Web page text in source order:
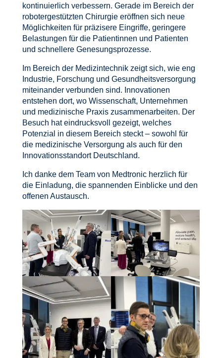
kontinuierlich verbessern. Gerade im Bereich der
robotergestützten Chirurgie eröffnen sich neue
Möglichkeiten für präzisere Eingriffe, geringere
Belastungen für die Patientinnen und Patienten
und schnellere Genesungsprozesse.
Im Bereich der Medizintechnik zeigt sich, wie eng
Industrie, Forschung und Gesundheitsversorgung
miteinander verbunden sind. Innovationen
entstehen dort, wo Wissenschaft, Unternehmen
und medizinische Praxis zusammenarbeiten. Der
Besuch hat eindrucksvoll gezeigt, welches
Potenzial in diesem Bereich steckt – sowohl für
die medizinische Versorgung als auch für den
Innovationsstandort Deutschland.
Ich danke dem Team von Medtronic herzlich für
die Einladung, die spannenden Einblicke und den
offenen Austausch.